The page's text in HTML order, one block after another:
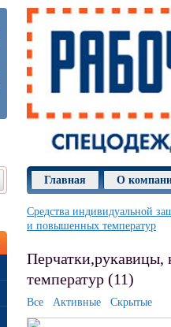
Главная О
Средства индивидуальной
и повышенных температур
Перчатки,рукавицы,
температур (11)
Все Активные Скрытые